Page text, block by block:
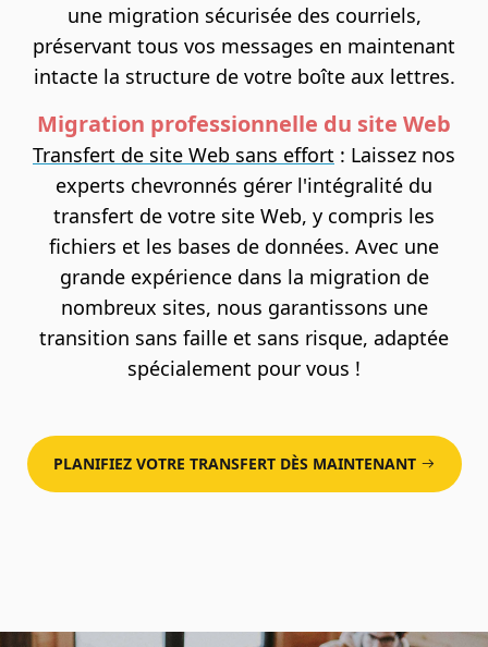
une migration sécurisée des courriels,
préservant tous vos messages en maintenant
intacte la structure de votre boîte aux lettres.
Migration professionnelle du site Web
Transfert de site Web sans effort : Laissez nos
experts chevronnés gérer l'intégralité du
transfert de votre site Web, y compris les
fichiers et les bases de données. Avec une
grande expérience dans la migration de
nombreux sites, nous garantissons une
transition sans faille et sans risque, adaptée
spécialement pour vous !
PLANIFIEZ VOTRE TRANSFERT DÈS MAINTENANT